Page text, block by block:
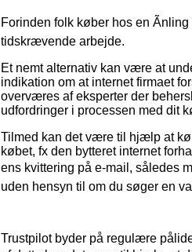
Forinden folk køber hos en
tidskrævende arbejde.
Et nemt alternativ kan være at
indikation om at internet firmaet
overværes af eksperter der
udfordringer i processen med dit
Tilmed kan det være til hjælp at
købet, fx den bytteret internet
ens kvittering på e-mail, således
uden hensyn til om du søger en
Trustpilot byder på regulære